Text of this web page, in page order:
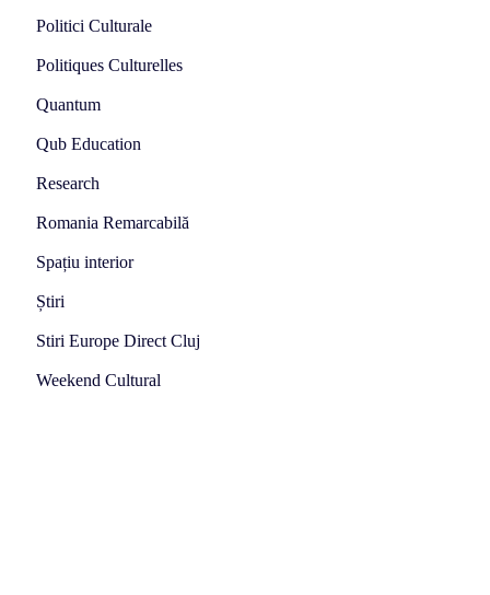
Politici Culturale
Politiques Culturelles
Quantum
Qub Education
Research
Romania Remarcabilă
Spațiu interior
Știri
Stiri Europe Direct Cluj
Weekend Cultural